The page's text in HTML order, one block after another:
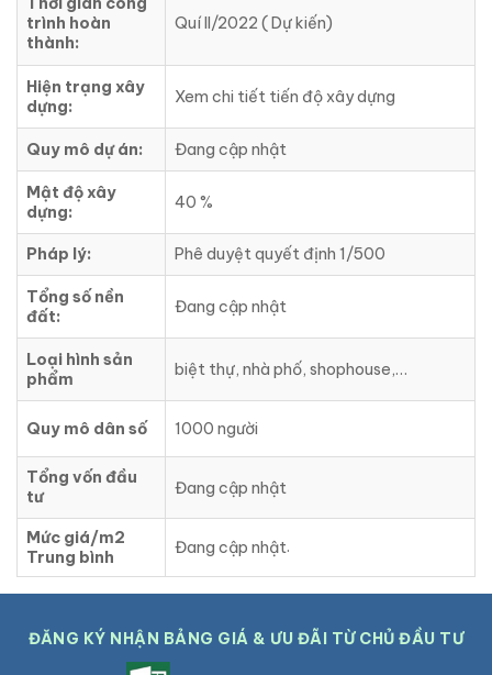
trình hoàn
thành:
Quí II/2022 ( Dự kiến)
Hiện trạng xây
dựng:
Xem chi tiết tiến độ xây dựng
Quy mô dự án: Đang cập nhật
Mật độ xây
dựng:
40 %
Pháp lý: Phê duyệt quyết định 1/500
Tổng số nền
đất:
Đang cập nhật
Loại hình sản
phẩm
biệt thự, nhà phố, shophouse,…
Quy mô dân số 1000 người
Tổng vốn đầu
tư
Đang cập nhật
Mức giá/m2
Trung bình
Đang cập nhật.
ĐĂNG KÝ NHẬN BẢNG GIÁ & ƯU ĐÃI TỪ CHỦ ĐẦU TƯ